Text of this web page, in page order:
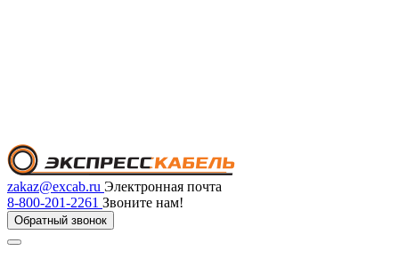
zakaz@excab.ru Электронная почта
8-800-201-2261 Звоните нам!
Обратный звонок